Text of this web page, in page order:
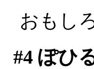
おもし
#4ぽひ